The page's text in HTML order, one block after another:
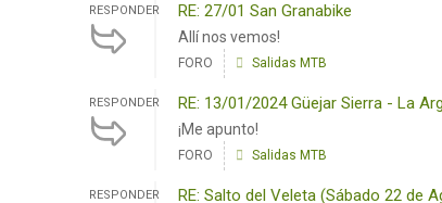
RESPONDER RE: 27/01 San Granabike
Allí nos vemos!
FORO Salidas MTB
RESPONDER RE: 13/01/2024 Güejar Sierra - La
¡Me apunto!
FORO Salidas MTB
RESPONDER RE: Salto del Veleta (Sábado 22 de